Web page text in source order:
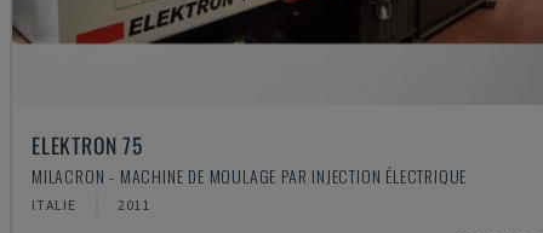
ELEKTRON 75
MILACRON - MACHINE DE MOULAGE PAR INJECTION ÉLECTRIQUE
ITALIE 2011